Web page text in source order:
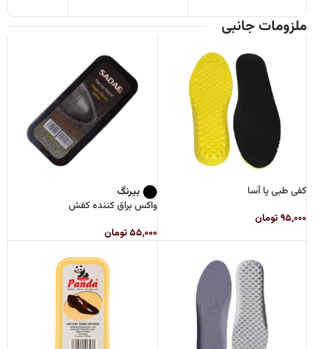
ملزومات جانبی
کفی طبی پا آسا
۹۵,۰۰۰تومان
بیرنگ
واکس براق کننده کفش
۵۵,۰۰۰ تومان